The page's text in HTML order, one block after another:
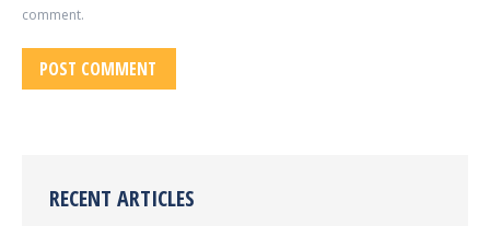
comment.
POST COMMENT
RECENT ARTICLES